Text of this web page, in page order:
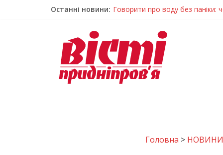
Останні новини: Лікар – на екрані: Як працюють
Пошуки тривають: на
Ветерани Дніпропетровщини
Говорити про воду без паніки:
Головна > НОВИНИ